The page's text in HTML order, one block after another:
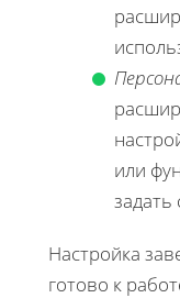
или
Настройка
готово к